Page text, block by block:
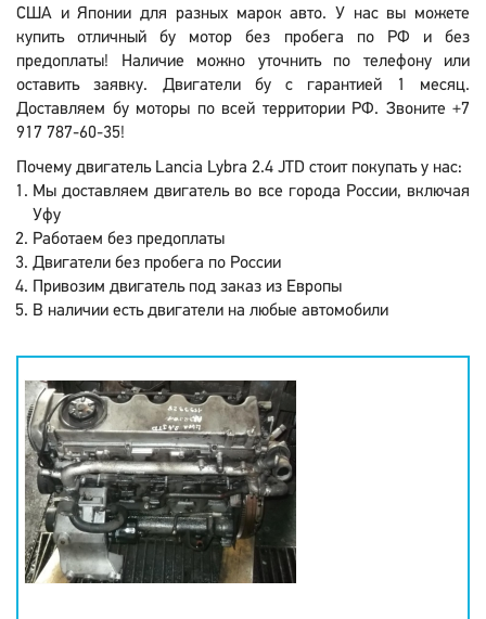
США и Японии для разных марок авто. У нас вы можете
купить отличный бу мотор без пробега по РФ и без
предоплаты! Наличие можно уточнить по телефону или
оставить заявку. Двигатели бу с гарантией 1 месяц.
Доставляем бу моторы по всей территории РФ. Звоните +7
917 787-60-35!
Почему двигатель Lancia Lybra 2.4 JTD стоит покупать у нас:
Мы доставляем двигатель во все города России, включая
Уфу
Работаем без предоплаты
Двигатели без пробега по России
Привозим двигатель под заказ из Европы
В наличии есть двигатели на любые автомобили